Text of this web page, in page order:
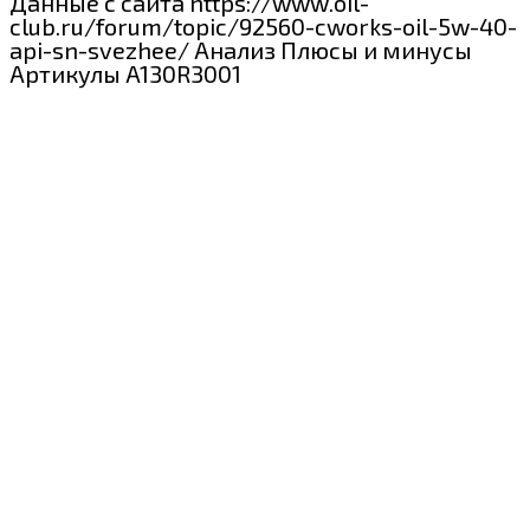
club.ru/forum/topic/92560-cworks-oil-5w-40-
api-sn-svezhee/ Анализ Плюсы и минусы
Артикулы A130R3001